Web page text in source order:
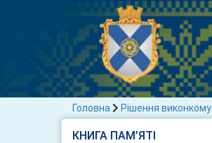
Головна Рішення виконкому
КНИГА ПАМ’ЯТІ